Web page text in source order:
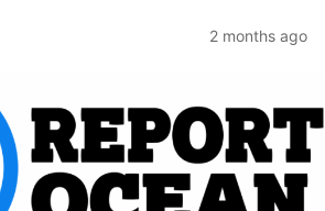
2 months ago